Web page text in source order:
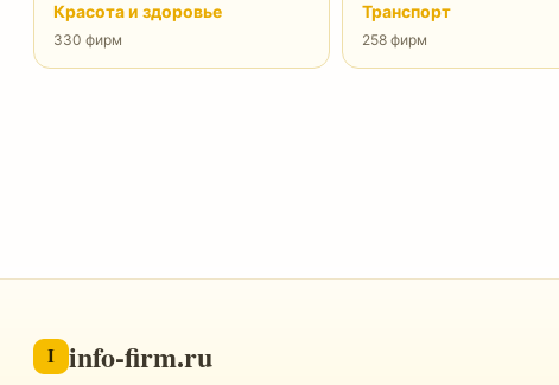
Красота и здоровье
330 фирм
Транспорт
258 фирм
I info-firm.ru